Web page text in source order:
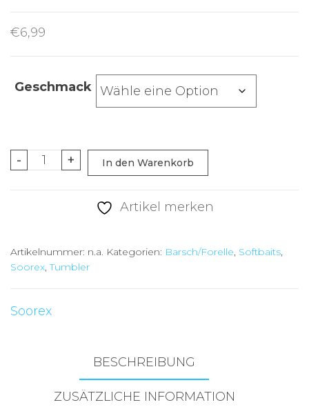
€6,99
Geschmack
-
Soorex
Glow
Käse
+ In den Warenkorb
Artikel merken
Artikelnummer: n.a. Kategorien: Barsch/Forelle, Softbaits,
Soorex,Tumbler
Soorex
BESCHREIBUNG
ZUSÄTZLICHE INFORMATION